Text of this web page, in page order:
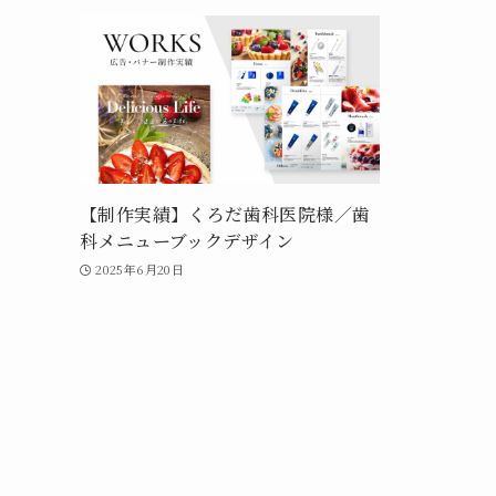
【制作実績】くろだ歯科医院様／歯
科メニューブックデザイン
2025年6月20日